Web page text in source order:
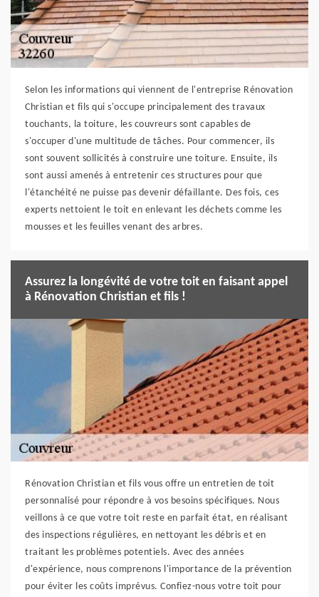
Selon les informations qui viennent de l'entreprise Rénovation
Christian et fils qui s'occupe principalement des travaux
touchants, la toiture, les couvreurs sont capables de
s'occuper d'une multitude de tâches. Pour commencer, ils
sont souvent sollicités à construire une toiture. Ensuite, ils
sont aussi amenés à entretenir ces structures pour que
l'étanchéité ne puisse pas devenir défaillante. Des fois, ces
experts nettoient le toit en enlevant les déchets comme les
mousses et les feuilles venant des arbres.
Assurez la longévité de votre toit en faisant appel
à Rénovation Christian et fils !
Rénovation Christian et fils vous offre un entretien de toit
personnalisé pour répondre à vos besoins spécifiques. Nous
veillons à ce que votre toit reste en parfait état, en réalisant
des inspections régulières, en nettoyant les débris et en
traitant les problèmes potentiels. Avec des années
d'expérience, nous comprenons l'importance de la prévention
pour éviter les coûts imprévus. Confiez-nous votre toit pour